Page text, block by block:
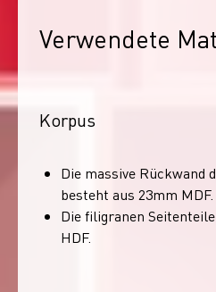
Verwendete
Korpus
Die massive Rückwand
besteht aus 23mm MDF.
Die filigranen
HDF.